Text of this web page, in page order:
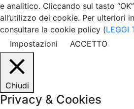
e analitico. Cliccando sul tasto
all’utilizzo dei cookie. Per ulteriori
consultare la cookie policy (LEGGI
Impostazioni
ACCETTO
Chiudi
Privacy & Cookies